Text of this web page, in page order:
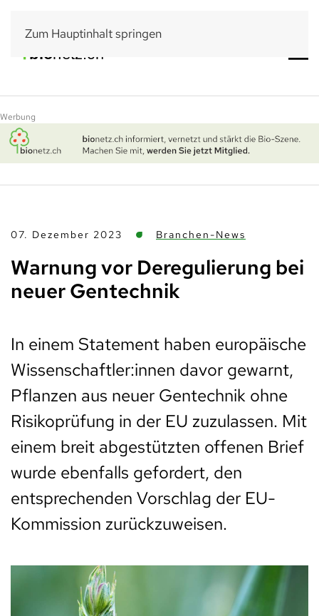
Zum Hauptinhalt springen
Werbung
07. Dezember 2023 Branchen-News
Warnung vor Deregulierung bei
neuer Gentechnik
In einem Statement haben europäische
Wissenschaftler:innen davor gewarnt,
Pflanzen aus neuer Gentechnik ohne
Risikoprüfung in der EU zuzulassen. Mit
einem breit abgestützten offenen Brief
wurde ebenfalls gefordert, den
entsprechenden Vorschlag der EU-
Kommission zurückzuweisen.